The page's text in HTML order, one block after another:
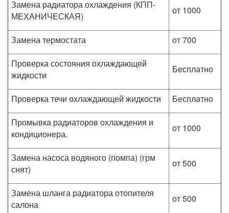
Замена радиатора охлаждения (КПП-
МЕХАНИЧЕСКАЯ)
от 1000
Замена термостата
от 700
Проверка состояния охлаждающей
жидкости
Бесплатно
Проверка течи охлаждающей жидкости
Бесплатно
Промывка радиаторов охлаждения и
кондиционера.
от 1000
Замена насоса водяного (помпа) (грм
снят)
от 500
Замена шланга радиатора отопителя
салона
от 500